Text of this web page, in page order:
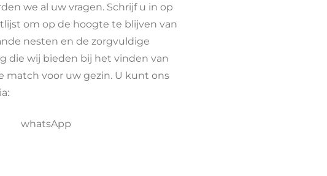
we al uw vragen. Schrijf u in op
om op de hoogte te blijven van
nesten en de zorgvuldige
die wij bieden bij het vinden van
match voor uw gezin. U kunt ons
whatsApp